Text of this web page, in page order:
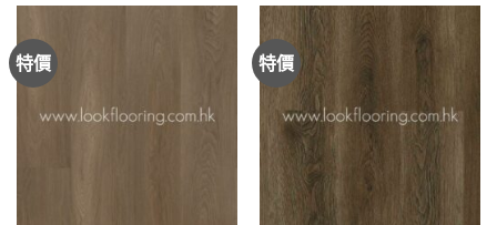
特價 特價